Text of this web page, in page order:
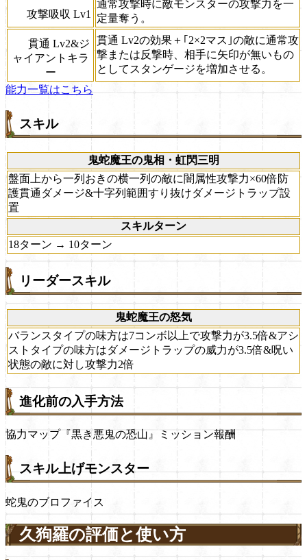
攻撃吸収 Lv1
通常攻撃時に敵モンスターの攻撃力を一
定量奪う。
貫通 Lv2&ジ
ャイアントキラ
ー
貫通 Lv2の効果＋｢2×2マス｣の敵に通常攻
撃または反撃時、相手に矢印が無いもの
としてスタンゲージを増加させる。
能力一覧はこちら
スキル
鬼蛇魔王の鬼相・虹閃三明
盤面上から一列おきの横一列の敵に闇属性攻撃力×60倍防
護貫通ダメージ&十字列範囲すり抜けダメージトラップ設
置
スキルターン
18ターン → 10ターン
リーダースキル
鬼蛇魔王の怒気
バランスタイプの味方は7コンボ以上で攻撃力が3.5倍&アシ
ストタイプの味方はダメージトラップの威力が3.5倍&呪い
状態の敵に対し攻撃力2倍
進化前の入手方法
協力マップ『黒き悪鬼の恐山』ミッション報酬
スキル上げモンスター
蛇鬼のブロファイス
久狗羅の評価と使い方